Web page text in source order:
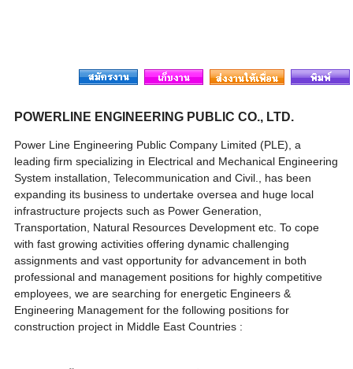
POWERLINE ENGINEERING PUBLIC CO., LTD.
Power Line Engineering Public Company Limited (PLE), a
leading firm specializing in Electrical and Mechanical Engineering
System installation, Telecommunication and Civil., has been
expanding its business to undertake oversea and huge local
infrastructure projects such as Power Generation,
Transportation, Natural Resources Development etc. To cope
with fast growing activities offering dynamic challenging
assignments and vast opportunity for advancement in both
professional and management positions for highly competitive
employees, we are searching for energetic Engineers &
Engineering Management for the following positions for
construction project in Middle East Countries :